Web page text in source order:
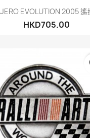
快速查看
EVOLUTION 2005 遙
HKD705.00